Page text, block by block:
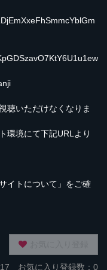
聴いただけなくなりま
環境にて下記URLより
イトについて」をご確
17 お気に入り登録数：0